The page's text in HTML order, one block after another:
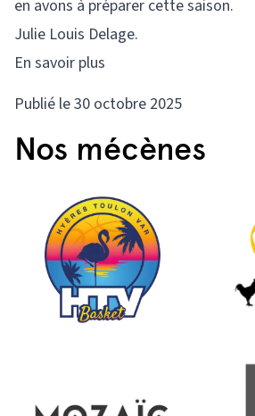
en avons à préparer cette saison.
Julie Louis Delage.
En savoir plus
Publié le 30 octobre 2025
Nos mécènes